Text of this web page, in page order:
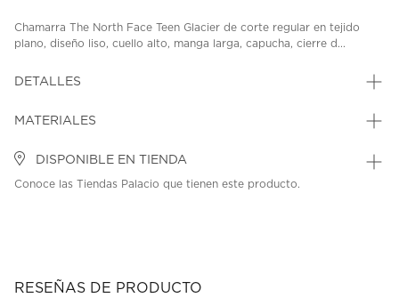
Chamarra The North Face Teen Glacier de corte regular en tejido
plano, diseño liso, cuello alto, manga larga, capucha, cierre d...
DETALLES
MATERIALES
DISPONIBLE EN TIENDA
Conoce las Tiendas Palacio que tienen este producto.
RESEÑAS DE PRODUCTO